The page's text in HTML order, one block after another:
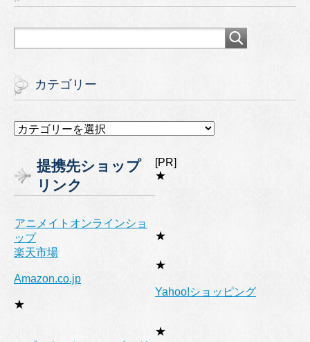
カテゴリー
カ
リ
ー
提携先ショップ
リンク
[PR]
★
アニメイトオンラインショ
ップ
★
楽天市場
★
Amazon.co.jp
★
Yahoo!ショッピング
★